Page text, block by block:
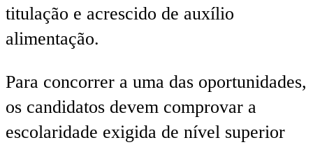
titulação e acrescido de auxílio
alimentação.
Para concorrer a uma das oportunidades,
os candidatos devem comprovar a
escolaridade exigida de nível superior